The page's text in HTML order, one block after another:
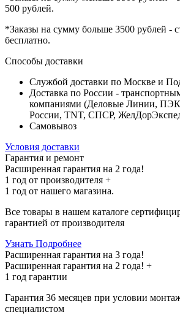
500 рублей.
*Заказы на сумму больше 3500 рублей -
бесплатно.
Способы доставки
Службой доставки по Москве и
Доставка по России -
компаниями (Деловые Линии,
России, TNT, СПСР,
Самовывоз
Условия доставки
Гарантия и ремонт
Расширенная гарантия на 2 года!
1 год от производителя +
1 год от нашего магазина.
Все товары в нашем каталоге
гарантией от производителя
Узнать Подробнее
Расширенная гарантия на 3 года!
Расширенная гарантия на 2 года! +
1 год гарантии
Гарантия 36 месяцев при условии
специалистом